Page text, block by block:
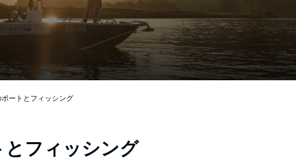
ートとフィッシング
とフィッシング